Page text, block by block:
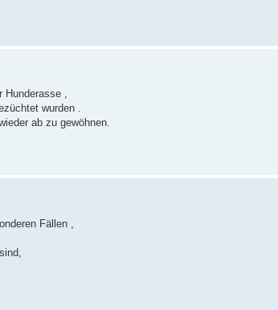
Hunderasse ,
wurden .
ab zu gewöhnen.
Fällen ,